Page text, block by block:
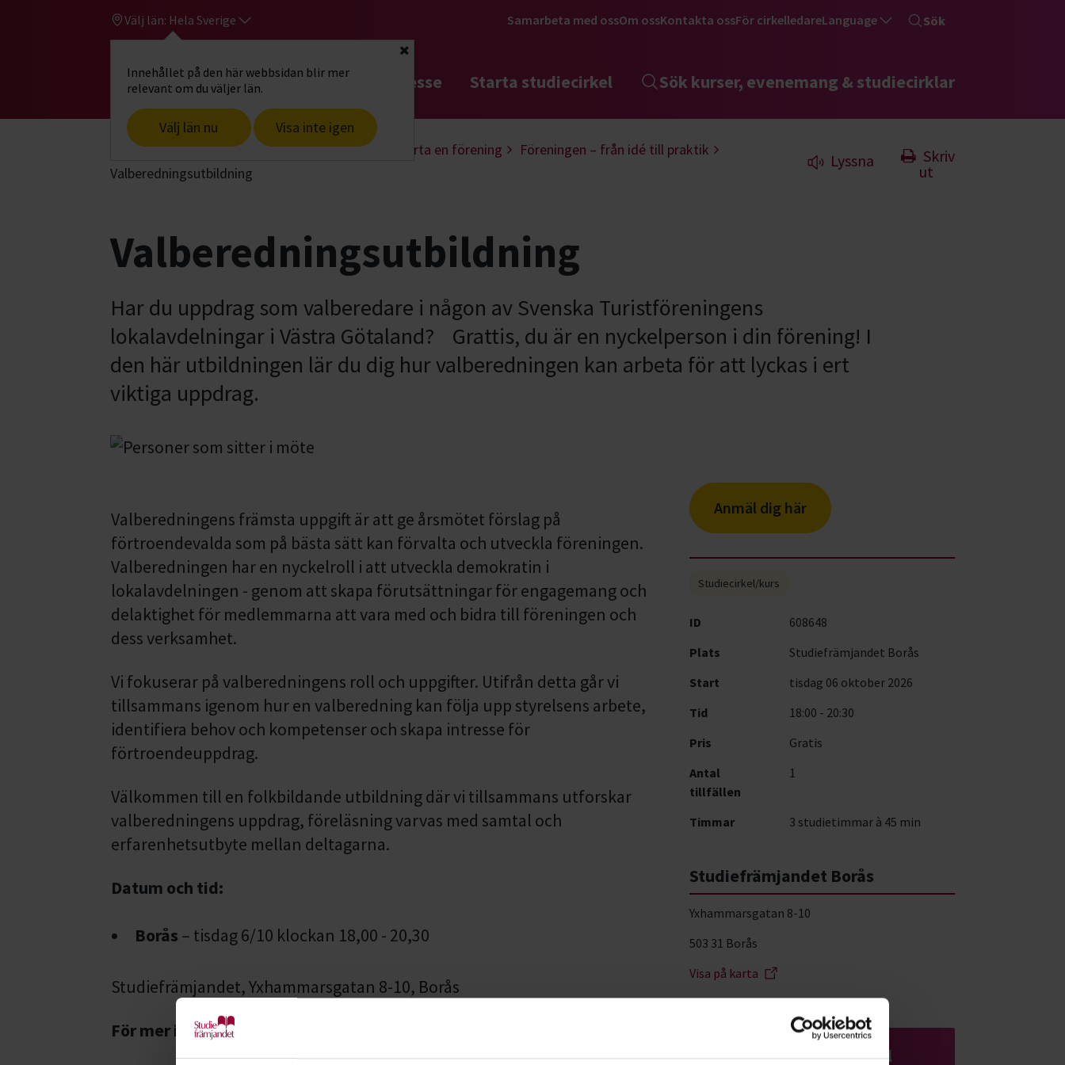
Välj län: Hela Sverige
Innehållet på den här webbsidan blir mer
relevant om du väljer län.
Välj län nu Visa inte igen
Stäng
Samarbeta med ossOm ossKontakta ossFör cirkelledareLanguage Sök
Gå till studiefrämjandets startsidaHitta intresse Starta studiecirkel Sök kurser, evenemang & studiecirklar
Start Hitta intresse Föreningsutveckling Starta en förening
Föreningen – från idé till praktik
Valberedningsutbildning
Lyssna
Skriv
ut
Valberedningsutbildning
Har du uppdrag som valberedare i någon av Svenska Turistföreningens
lokalavdelningar i Västra Götaland? Grattis, du är en nyckelperson i din förening! I
den här utbildningen lär du dig hur valberedningen kan arbeta för att lyckas i ert
viktiga uppdrag.
Valberedningens främsta uppgift är att ge årsmötet förslag på
förtroendevalda som på bästa sätt kan förvalta och utveckla föreningen.
Valberedningen har en nyckelroll i att utveckla demokratin i
lokalavdelningen - genom att skapa förutsättningar för engagemang och
delaktighet för medlemmarna att vara med och bidra till föreningen och
dess verksamhet.
Vi fokuserar på valberedningens roll och uppgifter. Utifrån detta går vi
tillsammans igenom hur en valberedning kan följa upp styrelsens arbete,
identifiera behov och kompetenser och skapa intresse för
förtroendeuppdrag.
Välkommen till en folkbildande utbildning där vi tillsammans utforskar
valberedningens uppdrag, föreläsning varvas med samtal och
erfarenhetsutbyte mellan deltagarna.
Datum och tid:
Borås – tisdag 6/10 klockan 18,00 - 20,30
Studiefrämjandet, Yxhammarsgatan 8-10, Borås
För mer info, kontakta Sussi Andréasson
Anmäl dig här
Studiecirkel/kurs
ID
608648
Plats
Studiefrämjandet Borås
Start
tisdag 06 oktober 2026
Tid
18:00 - 20:30
Pris
Gratis
Antal
tillfällen
1
Timmar 3 studietimmar à 45 min
Studiefrämjandet Borås
Yxhammarsgatan 8-10
503 31 Borås
Visa på karta
Föreningen – från idé till